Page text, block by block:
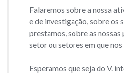
Falaremos sobre a nossa
e de investigação, sobre os
prestamos, sobre as nossas
setor ou setores em que nos
Esperamos que seja do V.